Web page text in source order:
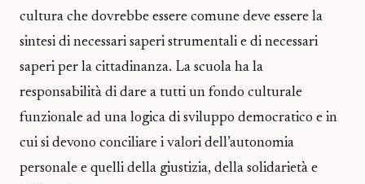
cultura che dovrebbe essere comune deve essere la
sintesi di necessari saperi strumentali e di necessari
saperi per la cittadinanza. La scuola ha la
responsabilità di dare a tutti un fondo culturale
funzionale ad una logica di sviluppo democratico e in
cui si devono conciliare i valori dell’autonomia
personale e quelli della giustizia, della solidarietà e